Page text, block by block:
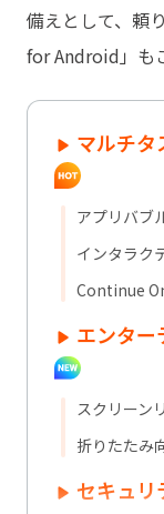
備えとして、頼
for Android」も
マルチタ
アプリバブ
インタラク
Continue
エンター
スクリーン
折りたたみ
セキュリ